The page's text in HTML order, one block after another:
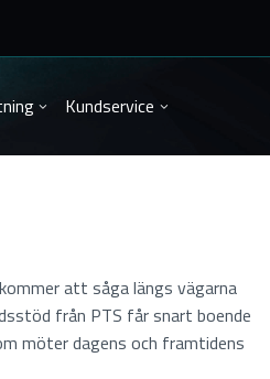
Kundservice
att såga längs vägarna
från PTS får snart boende
möter dagens och framtidens